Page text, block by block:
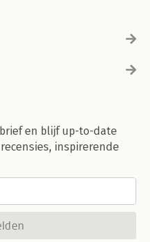
en blijf up-to-date
inspirerende